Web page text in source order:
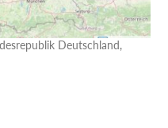
Deutschland,